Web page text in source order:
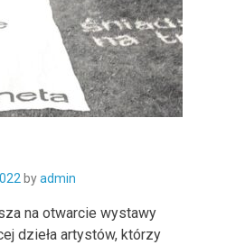
byadmin
na otwarcie wystawy
dzieła artystów, którzy